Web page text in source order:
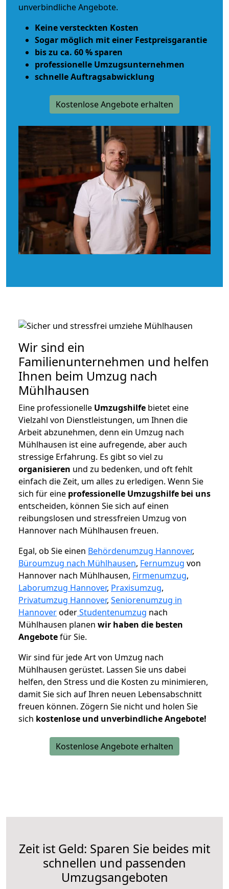
unverbindliche Angebote.
Keine versteckten Kosten
Sogar möglich mit einer Festpreisgarantie
bis zu ca. 60 % sparen
professionelle Umzugsunternehmen
schnelle Auftragsabwicklung
Kostenlose Angebote erhalten
Wir sind ein
Familienunternehmen und helfen
Ihnen beim Umzug nach
Mühlhausen
Eine professionelle Umzugshilfe bietet eine
Vielzahl von Dienstleistungen, um Ihnen die
Arbeit abzunehmen, denn ein Umzug nach
Mühlhausen ist eine aufregende, aber auch
stressige Erfahrung. Es gibt so viel zu
organisieren und zu bedenken, und oft fehlt
einfach die Zeit, um alles zu erledigen. Wenn Sie
sich für eine professionelle Umzugshilfe bei uns
entscheiden, können Sie sich auf einen
reibungslosen und stressfreien Umzug von
Hannover nach Mühlhausen freuen.
Egal, ob Sie einen Behördenumzug Hannover,
Büroumzug nach Mühlhausen, Fernumzug von
Hannover nach Mühlhausen, Firmenumzug,
Laborumzug Hannover, Praxisumzug,
Privatumzug Hannover, Seniorenumzug in
HannoveroderStudentenumzug nach
Mühlhausen planen wir haben die besten
Angebotefür Sie.
Wir sind für jede Art von Umzug nach
Mühlhausen gerüstet. Lassen Sie uns dabei
helfen, den Stress und die Kosten zu minimieren,
damit Sie sich auf Ihren neuen Lebensabschnitt
freuen können. Zögern Sie nicht und holen Sie
sich kostenlose und unverbindliche Angebote!
Kostenlose Angebote erhalten
Zeit ist Geld: Sparen Sie beides mit
schnellen und passenden
Umzugsangeboten